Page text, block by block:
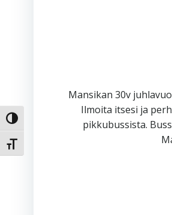
Toggle High Contrast
Toggle Font size
Mansikan 30v
Ilmoita itsesi ja
pikkubussista.